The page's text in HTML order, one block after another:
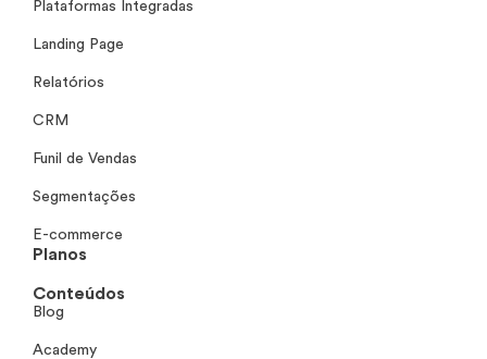
Plataformas Integradas
Landing Page
Relatórios
CRM
Funil de Vendas
Segmentações
E-commerce
Planos
Conteúdos
Blog
Academy